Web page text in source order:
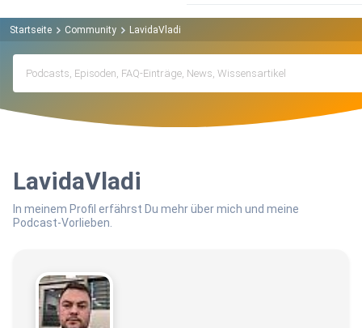
Startseite Community LavidaVladi
LavidaVladi
In meinem Profil erfährst Du mehr über mich und meine
Podcast-Vorlieben.